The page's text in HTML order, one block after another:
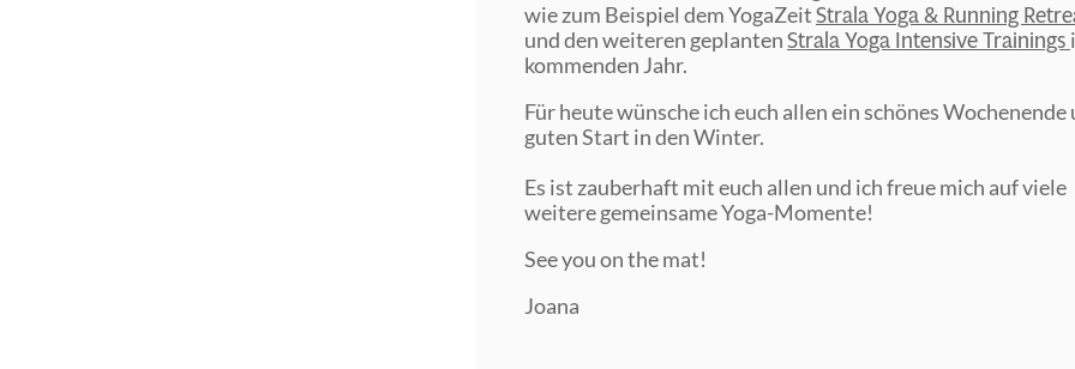
wie zum Beispiel dem YogaZeitStrala Yoga & Running
und den weiteren geplantenStrala Yoga Intensive Trainings
kommenden Jahr.
Für heute wünsche ich euch allen ein schönes Wochenende
guten Start in den Winter.
Es ist zauberhaft mit euch allen und ich freue mich auf viele
weitere gemeinsame Yoga-Momente!
See you on the mat!
Joana